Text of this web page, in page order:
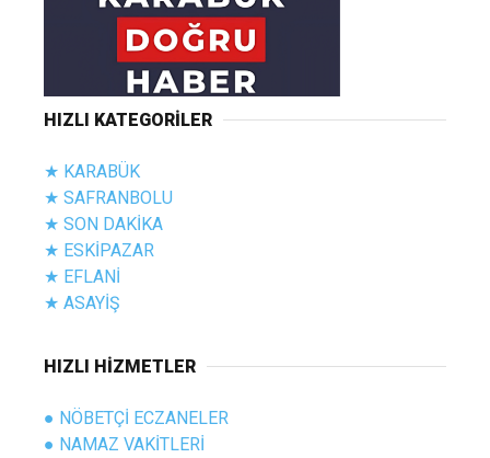
HIZLI KATEGORİLER
★ KARABÜK
★ SAFRANBOLU
★ SON DAKİKA
★ ESKİPAZAR
★ EFLANİ
★ ASAYİŞ
HIZLI HİZMETLER
● NÖBETÇİ ECZANELER
● NAMAZ VAKİTLERİ